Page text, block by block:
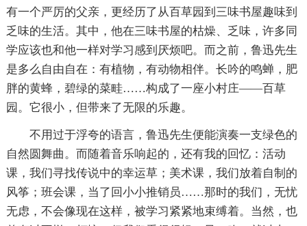
有一个严厉的父亲，更经历了从百草园到三味书屋趣味到
乏味的生活。其中，他在三味书屋的枯燥、乏味，许多同
学应该也和他一样对学习感到厌烦吧。而之前，鲁迅先生
是多么自由自在：有植物，有动物相伴。长吟的鸣蝉，肥
胖的黄蜂，碧绿的菜畦……构成了一座小村庄——百草
园。它很小，但带来了无限的乐趣。
不用过于浮夸的语言，鲁迅先生便能演奏一支绿色的
自然圆舞曲。而随着音乐响起的，还有我的回忆：活动
课，我们寻找传说中的幸运草；美术课，我们放着自制的
风筝；班会课，当了回小小推销员……那时的我们，无忧
无虑，不会像现在这样，被学习紧紧地束缚着。当然，也